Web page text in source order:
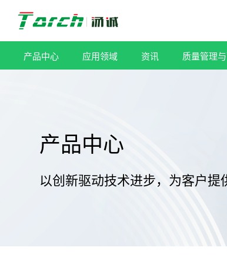
跳
过
内
产品中心 应用领域 资讯 质量管理
产品中心
以创新驱动技术进步，为客户